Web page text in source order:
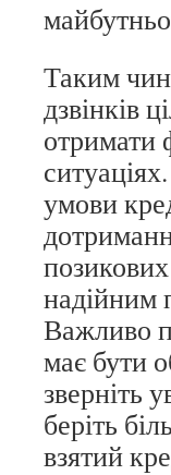
Таким
дзвінків
отримати
умови
надійним
Важливо
має бути
зверніть
беріть
взятий